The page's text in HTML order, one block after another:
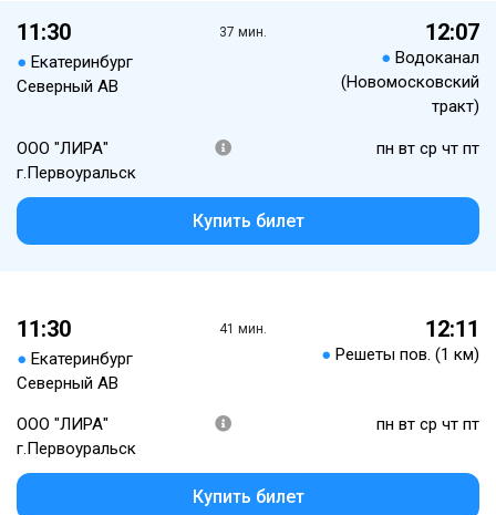
11:30
● Екатеринбург
Северный АВ
37 мин. 12:07
● Водоканал
(Новомосковский
тракт)
ООО "ЛИРА"
г.Первоуральск
пн вт ср чт пт
Купить билет
11:30
● Екатеринбург
Северный АВ
41 мин. 12:11
● Решеты пов. (1 км)
ООО "ЛИРА"
г.Первоуральск
пн вт ср чт пт
Купить билет